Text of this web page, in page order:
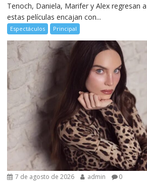
Tenoch, Daniela, Marifer y Alex regresan
estas películas encajan con...
Espectáculos Principal
7 de agosto de 2026 admin 0